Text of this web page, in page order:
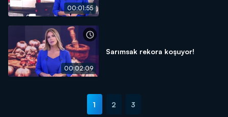
00:01:55
00:02:09
Sarımsak rekora koşuyor!
1 2 3